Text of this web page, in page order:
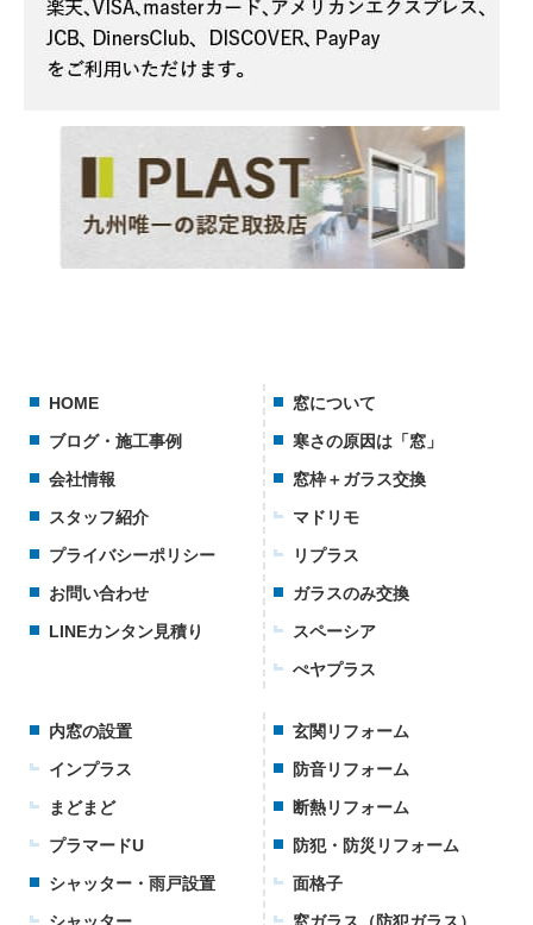
HOME
ブログ・施工事例
会社情報
スタッフ紹介
プライバシーポリシー
お問い合わせ
LINEカンタン見積り
窓について
寒さの原因は「窓」
窓枠＋ガラス交換
マドリモ
リプラス
ガラスのみ交換
スペーシア
ぺヤプラス
内窓の設置
インプラス
まどまど
プラマードU
シャッター・雨戸設置
シャッター
玄関リフォーム
防音リフォーム
断熱リフォーム
防犯・防災リフォーム
面格子
窓ガラス（防犯ガラス）